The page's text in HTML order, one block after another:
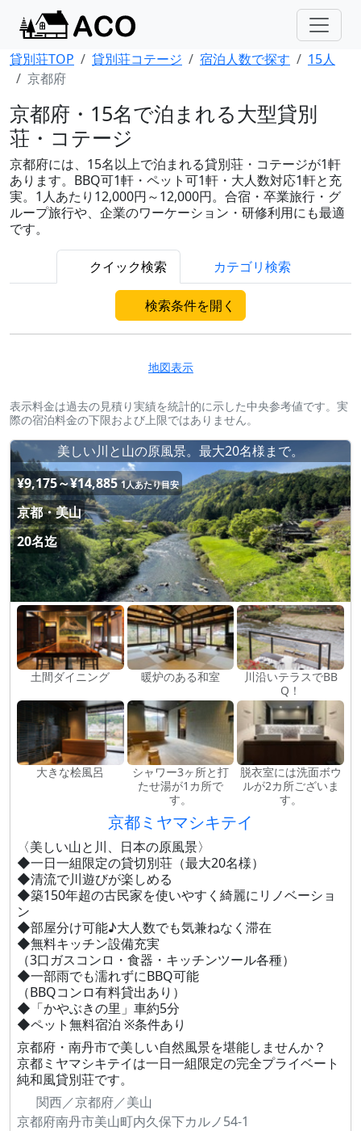
貸別荘TOP 貸別荘コテージ 宿泊人数で探す
15人
京都府
京都府・15名で泊まれる大型貸別
荘・コテージ
京都府には、15名以上で泊まれる貸別荘・コテージが1軒
あります。BBQ可1軒・ペット可1軒・大人数対応1軒と充
実。1人あたり12,000円～12,000円。合宿・卒業旅行・グ
ループ旅行や、企業のワーケーション・研修利用にも最適
です。
クイック検索 カテゴリ検索
検索条件を開く
地図表示
表示料金は過去の見積り実績を統計的に示した中央参考値です。実
際の宿泊料金の下限および上限ではありません。
美しい川と山の原風景。最大20名様まで。
¥9,175～¥14,885 1人あたり目安
京都・美山
20名迄
土間ダイニング 暖炉のある和室
川沿いテラスでBB
Q！
大きな桧風呂
シャワー3ヶ所と打
たせ湯が1カ所で
す。
脱衣室には洗面ボウ
ルが2カ所ございま
す。
京都ミヤマシキテイ
〈美しい山と川、日本の原風景〉
◆一日一組限定の貸切別荘（最大20名様）
◆清流で川遊びが楽しめる
◆築150年超の古民家を使いやすく綺麗にリノベーショ
ン
◆部屋分け可能♪大人数でも気兼ねなく滞在
◆無料キッチン設備充実
（3口ガスコンロ・食器・キッチンツール各種）
◆一部雨でも濡れずにBBQ可能
（BBQコンロ有料貸出あり）
◆「かやぶきの里」車約5分
◆ペット無料宿泊 ※条件あり
京都府・南丹市で美しい自然風景を堪能しませんか？
京都ミヤマシキテイは一日一組限定の完全プライベート
純和風貸別荘です。
関西／京都府／美山
京都府南丹市美山町内久保下カルノ54-1